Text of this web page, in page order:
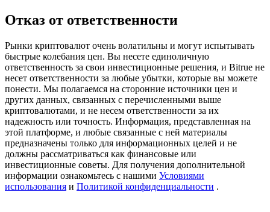
Register & Trade to Win 500,000 USDT
Precious Metals Trading Carnival
Trade Gold & Silver · 33,333 USDT Bonus
USDT New User Exclusive 10% APR
Отказ от ответственности
Рынки криптовалют очень волатильны и могут испытывать
быстрые колебания цен. Вы несете единоличную
ответственность за свои инвестиционные решения, и Bitrue не
несет ответственности за любые убытки, которые вы можете
понести. Мы полагаемся на сторонние источники цен и
других данных, связанных с перечисленными выше
криптовалютами, и не несем ответственности за их
надежность или точность. Информация, представленная на
этой платформе, и любые связанные с ней материалы
предназначены только для информационных целей и не
должны рассматриваться как финансовые или
инвестиционные советы. Для получения дополнительной
информации ознакомьтесь с нашими Условиями
использования и Политикой конфиденциальности .